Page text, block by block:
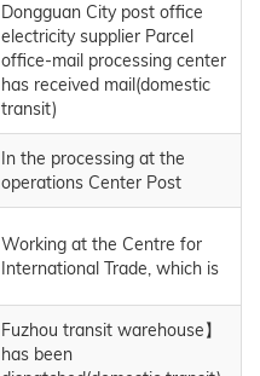
Dongguan City post office
electricity supplier Parcel
office-mail processing center
has received mail(domestic
transit)
In the processing at the
operations Center Post
Working at the Centre for
International Trade, which is
Fuzhou transit warehouse】
has been